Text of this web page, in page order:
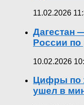
11.02.2026
Дагестан
России
10.02.2026
Цифры по
ушел в